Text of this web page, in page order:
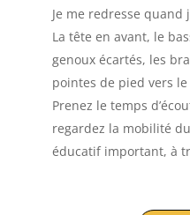
Je me redresse quand
La tête en avant, le
genoux écartés, les
pointes de pied vers le
Prenez le temps
regardez la mobilité
éducatif important, à